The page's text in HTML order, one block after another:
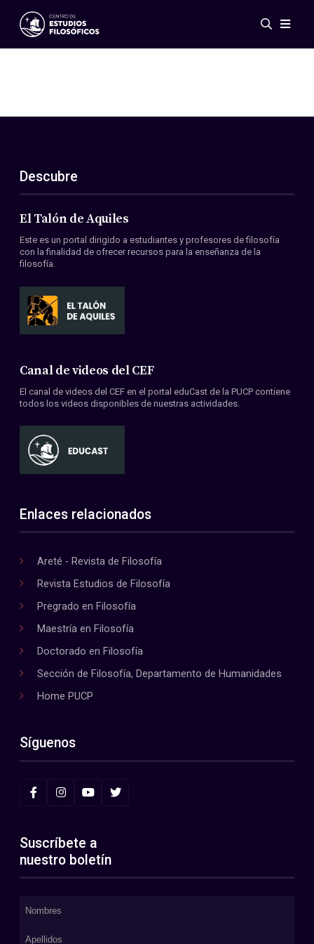
Eventos
ES
EN
Acerca de nosotros
Miembros
Convenios
Descubre
El Talón de Aquiles
Este es un portal dirigido a estudiantes y profesores de filosofía
con la finalidad de ofrecer recursos para la enseñanza de la
filosofía.
Canal de videos del CEF
El canal de videos del CEF en el portal eduCast de la PUCP contiene
todos los videos disponibles de nuestras actividades.
Enlaces relacionados
Areté - Revista de Filosofía
Revista Estudios de Filosofía
Pregrado en Filosofía
Maestría en Filosofía
Doctorado en Filosofía
Sección de Filosofía, Departamento de Humanidades
Home PUCP
Síguenos
Suscríbete a
nuestro boletín